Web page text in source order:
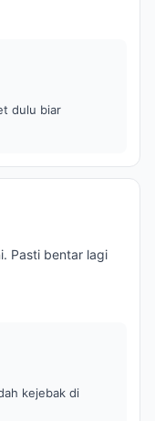
dulu biar
Pasti bentar lagi
kejebak di